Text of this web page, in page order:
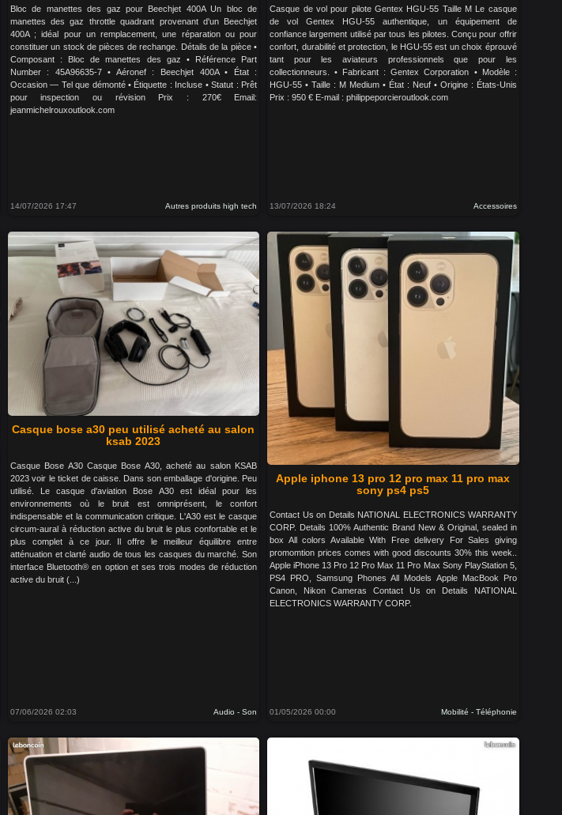
Bloc de manettes des gaz pour Beechjet 400A Un bloc de
manettes des gaz throttle quadrant provenant d'un Beechjet
400A ; idéal pour un remplacement, une réparation ou pour
constituer un stock de pièces de rechange. Détails de la pièce •
Composant : Bloc de manettes des gaz • Référence Part
Number : 45A96635-7 • Aéronef : Beechjet 400A • État :
Occasion — Tel que démonté • Étiquette : Incluse • Statut : Prêt
pour inspection ou révision Prix : 270€ Email:
jeanmichelrouxoutlook.com
14/07/2026 17:47 Autres produits high tech
Casque de vol pour pilote Gentex HGU-55 Taille M Le casque
de vol Gentex HGU-55 authentique, un équipement de
confiance largement utilisé par tous les pilotes. Conçu pour offrir
confort, durabilité et protection, le HGU-55 est un choix éprouvé
tant pour les aviateurs professionnels que pour les
collectionneurs. • Fabricant : Gentex Corporation • Modèle :
HGU-55 • Taille : M Medium • État : Neuf • Origine : États-Unis
Prix : 950 € E-mail : philippeporcieroutlook.com
13/07/2026 18:24 Accessoires
Casque bose a30 peu utilisé acheté au salon
ksab 2023
Casque Bose A30 Casque Bose A30, acheté au salon KSAB
2023 voir le ticket de caisse. Dans son emballage d'origine. Peu
utilisé. Le casque d'aviation Bose A30 est idéal pour les
environnements où le bruit est omniprésent, le confort
indispensable et la communication critique. L'A30 est le casque
circum-aural à réduction active du bruit le plus confortable et le
plus complet à ce jour. Il offre le meilleur équilibre entre
atténuation et clarté audio de tous les casques du marché. Son
interface Bluetooth® en option et ses trois modes de réduction
active du bruit (...)
07/06/2026 02:03 Audio - Son
Apple iphone 13 pro 12 pro max 11 pro max
sony ps4 ps5
Contact Us on Details NATIONAL ELECTRONICS WARRANTY
CORP. Details 100% Authentic Brand New & Original, sealed in
box All colors Available With Free delivery For Sales giving
promomtion prices comes with good discounts 30% this week..
Apple iPhone 13 Pro 12 Pro Max 11 Pro Max Sony PlayStation 5,
PS4 PRO, Samsung Phones All Models Apple MacBook Pro
Canon, Nikon Cameras Contact Us on Details NATIONAL
ELECTRONICS WARRANTY CORP.
01/05/2026 00:00 Mobilité - Téléphonie